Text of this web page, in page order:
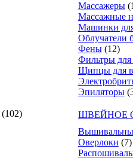
(102)
Массажеры
Массажные
Машинки
Облучатели
Фены (12)
Фильтры
Щипцы для
Эпиляторы
ШВЕЙНОЕ
Оверлоки (7)